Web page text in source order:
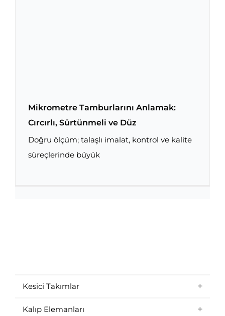
Mikrometre Tamburlarını Anlamak: Cırcırlı,
Sürtünmeli ve Düz
Mikrometre Tamburlarını Anlamak:
Cırcırlı, Sürtünmeli ve Düz
Doğru ölçüm; talaşlı imalat, kontrol ve kalite
süreçlerinde büyük
Kesici Takımlar
Kalıp Elemanları